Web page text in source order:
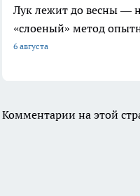
Лук лежит до весны —
«слоеный» метод
6 августа
Комментарии на этой